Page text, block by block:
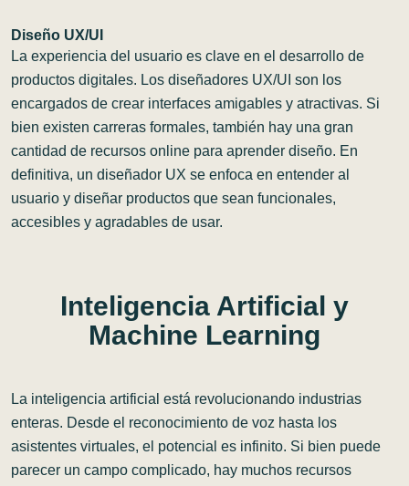
Diseño UX/UI
La experiencia del usuario es clave en el desarrollo de
productos digitales. Los diseñadores UX/UI son los
encargados de crear interfaces amigables y atractivas. Si
bien existen carreras formales, también hay una gran
cantidad de recursos online para aprender diseño. En
definitiva, un diseñador UX se enfoca en entender al
usuario y diseñar productos que sean funcionales,
accesibles y agradables de usar.
La inteligencia artificial está revolucionando industrias
enteras. Desde el reconocimiento de voz hasta los
asistentes virtuales, el potencial es infinito. Si bien puede
parecer un campo complicado, hay muchos recursos
Inteligencia Artificial y
Machine Learning